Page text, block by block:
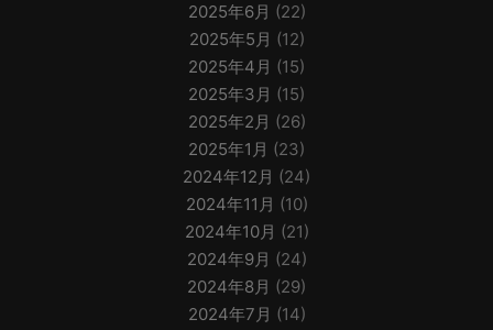
2025年6月 (22)
2025年5月 (12)
2025年4月 (15)
2025年3月 (15)
2025年2月 (26)
2025年1月 (23)
2024年12月 (24)
2024年11月 (10)
2024年10月 (21)
2024年9月 (24)
2024年8月 (29)
2024年7月 (14)